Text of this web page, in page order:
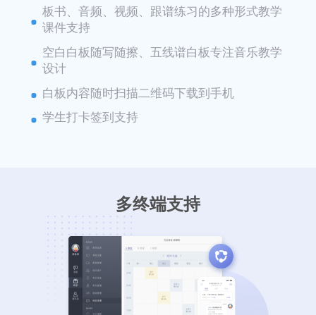
板书、音频、视频、跟谱练习的多种形式教学
课件支持
空白白板随写随擦、五线谱白板专注音乐教学
设计
白板内容随时扫描二维码下载到手机
学生打卡签到支持
多终端支持